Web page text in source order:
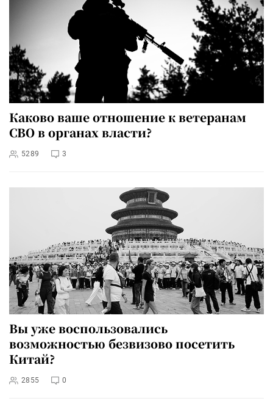
Каково ваше отношение к ветеранам
СВО в органах власти?
5289 3
Вы уже воспользовались
возможностью безвизово посетить
Китай?
2855 0